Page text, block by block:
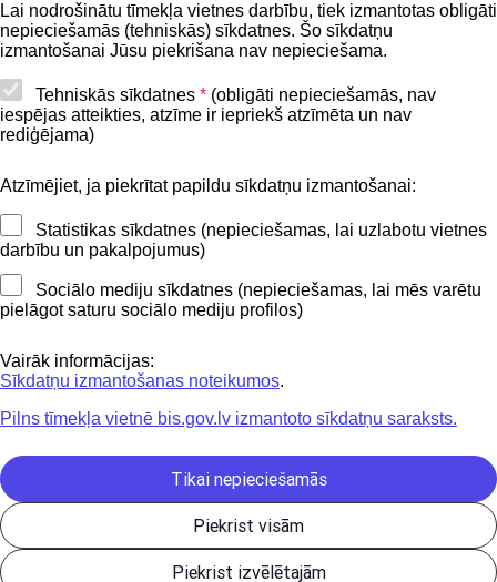
Lai nodrošinātu tīmekļa vietnes darbību, tiek izmantotas obligāti
nepieciešamās (tehniskās) sīkdatnes. Šo sīkdatņu
izmantošanai Jūsu piekrišana nav nepieciešama.
Tehniskās sīkdatnes * (obligāti nepieciešamās, nav
iespējas atteikties, atzīme ir iepriekš atzīmēta un nav
rediģējama)
Atzīmējiet, ja piekrītat papildu sīkdatņu izmantošanai:
Statistikas sīkdatnes (nepieciešamas, lai uzlabotu vietnes
darbību un pakalpojumus)
Sociālo mediju sīkdatnes (nepieciešamas, lai mēs varētu
pielāgot saturu sociālo mediju profilos)
Vairāk informācijas:
Sīkdatņu izmantošanas noteikumos.
Pilns tīmekļa vietnē bis.gov.lv izmantoto sīkdatņu saraksts.
Piekrist izvēlētajām
Piekrist visām
Tikai nepieciešamās
Lapas karte
Piekļūstamības paziņojums
Kontakti
BIS atbalsta dienesta tālrunis:
Sekojiet mums
Lejupielādejiet
Būvniecības valsts kontroles birojs | Informācijas pārpublicēšanas
gadījumā atsauce uz Būvniecības informācijas sistēmu obligāta. |